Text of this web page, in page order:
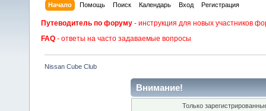
Начало Помощь Поиск Календарь Вход Регистрация
Путеводитель по форуму - инструкция для новых участников
FAQ - ответы на часто задаваемые вопросы
Nissan Cube Club
Внимание!
Только